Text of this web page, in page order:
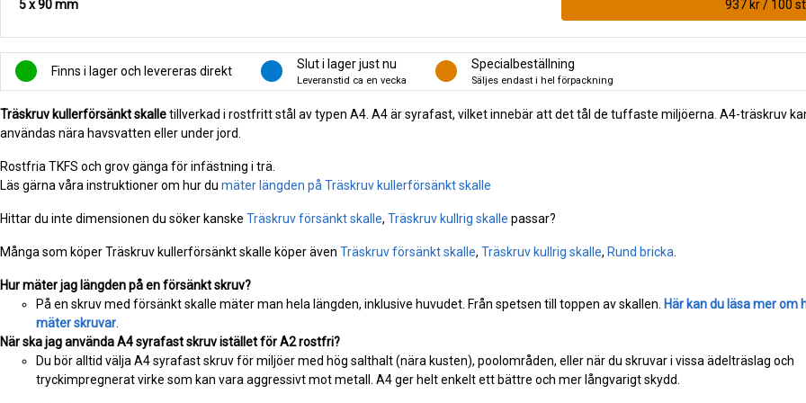
5 x 90 mm 937 kr / 100 st
Finns i lager och levereras direkt Slut i lager just nu
Leveranstid ca en vecka
Specialbeställning
Säljes endast i hel förpackning
Träskruv kullerförsänkt skalletillverkad i rostfritt stål av typen A4. A4 är syrafast, vilket innebär att det tål de tuffaste miljöerna. A4-träskruv
användas nära havsvatten eller under jord.
Rostfria TKFS och grov gänga för infästning i trä.
Läs gärna våra instruktioner om hur du mäter längden på Träskruv kullerförsänkt skalle
Hittar du inte dimensionen du söker kanske Träskruv försänkt skalle, Träskruv kullrig skalle passar?
Många som köper Träskruv kullerförsänkt skalle köper även Träskruv försänkt skalle, Träskruv kullrig skalle, Rund bricka
Hur mäter jag längden på en försänkt skruv?
På en skruv med försänkt skalle mäter man hela längden, inklusive huvudet. Från spetsen till toppen av skallen. Här kan du läsa mer om
mäter skruvar
När ska jag använda A4 syrafast skruv istället för A2 rostfri?
Du bör alltid välja A4 syrafast skruv för miljöer med hög salthalt (nära kusten), poolområden, eller när du skruvar i vissa ädelträslag och
tryckimpregnerat virke som kan vara aggressivt mot metall. A4 ger helt enkelt ett bättre och mer långvarigt skydd.